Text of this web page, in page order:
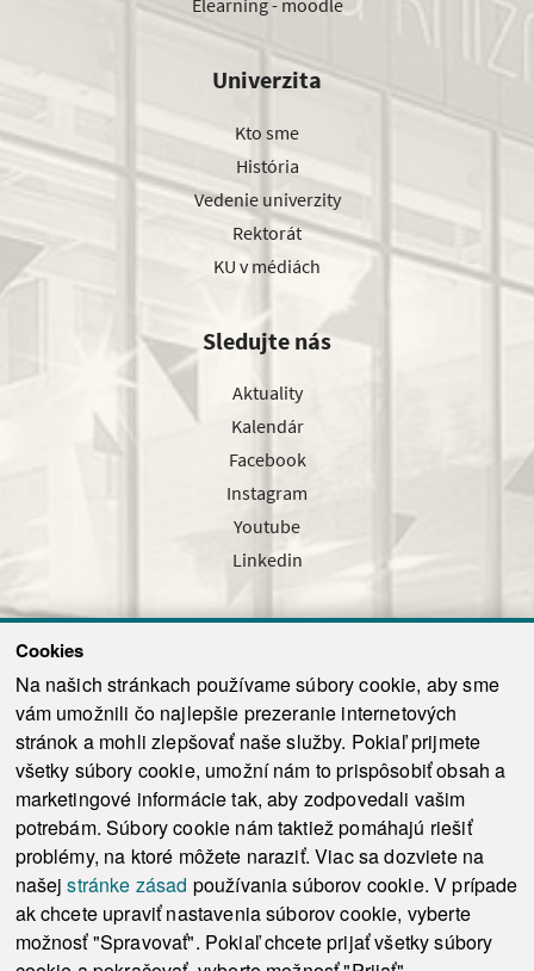
Cookies
Na našich stránkach používame súbory cookie, aby sme
vám umožnili čo najlepšie prezeranie internetových
stránok a mohli zlepšovať naše služby. Pokiaľ prijmete
všetky súbory cookie, umožní nám to prispôsobiť obsah a
marketingové informácie tak, aby zodpovedali vašim
potrebám. Súbory cookie nám taktiež pomáhajú riešiť
problémy, na ktoré môžete naraziť. Viac sa dozviete na
našejstránke zásad používania súborov cookie. V prípade
ak chcete upraviť nastavenia súborov cookie, vyberte
možnosť "Spravovať". Pokiaľ chcete prijať všetky súbory
Elearning - moodle
Univerzita
Kto sme
História
Vedenie univerzity
Rektorát
KU v médiách
Sledujte nás
Aktuality
Kalendár
Facebook
Instagram
Youtube
Linkedin
Odoslať
© 2021-2026 ku.sk. Všetky práva vyhradené. | Ochrana osobných údajov
Vyhlásenie o prístupnosti |
Admin
This site is protected by reCAPTCHA and the Google Privacy Policy and Terms of